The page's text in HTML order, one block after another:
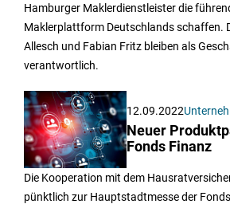
Hamburger Maklerdienstleister die
Maklerplattform Deutschlands schaffen.
Allesch und Fabian Fritz bleiben als
verantwortlich.
12.09.2022
Neuer
Fonds Finanz
Die Kooperation mit dem
pünktlich zur Hauptstadtmesse der